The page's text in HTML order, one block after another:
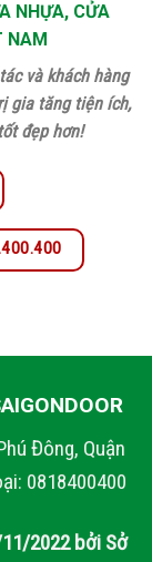
NHỰA, CỬA
NAM
và khách hàng
gia tăng tiện ích,
đẹp hơn!
Đông, Quận
0818400400
2022 bởi Sở